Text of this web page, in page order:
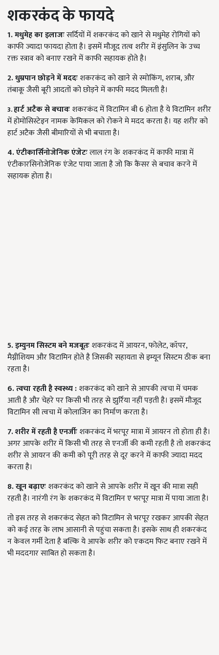
शकरकंद के फायदे
1. मधुमेह का इलाजःसर्दियों में शकरकंद को खाने से मधुमेह रोगियों को
काफी ज्यादा फायदा होता है। इसमें मौजूद तत्व शरीर में इंसुलिन के उच्च
रक्त स्त्राव को बनाए रखने में काफी सहायक होते है।
2. धुम्रपान छोड़ने में मददःशकरकंद को खाने से स्मोकिंग, शराब, और
तंबाकू जैसी बूरी आदतों को छोड़ने में काफी मदद मिलती है।
3.हार्ट अटैक से बचावःशकरकंद में विटामिन बी6होता है ये विटामिन शरीर
में होमोसिस्टेइन नामक केमिकल को रोकने मे मदद करता है। यह शरीर को
हार्ट अटैक जैसी बीमारियों से भी बचाता है।
4. एंटीकार्सिनोजेनिक एंजेटःलाल रंग के शकरकंद में काफी मात्रा में
एंटीकारसिनोजेनिक एंजेट पाया जाता है जो कि कैंसर से बचाव करने में
सहायक होता है।
5. इम्युनम सिस्टम बने मजबूतःशकरकंद में आयरन, फोलेट, कॉपर,
मैग्नीशियम और विटामिन होते है जिसकी सहायता से इम्यून सिस्टम ठीक बना
रहता है।
6. त्वचा रहती है स्वस्थ्य:शकरकंद को खाने से आपकी त्वचा में चमक
आती है और चेहरे पर किसी भी तरह से झुर्रिया नहीं पड़ती है। इसमें मौजूद
विटामिन सी त्वचा में कोलाजिन का निर्माण करता है।
7. शरीर में रहती है एनर्जीःशकरकंद में भरपूर मात्रा में आयरन तो होता ही है।
अगर आपके शरीर में किसी भी तरह से एनर्जी की कमी रहती है तो शकरकंद
शरीर से आयरन की कमी को पूरी तरह से दूर करने में काफी ज्यादा मदद
करता है।
8. खून बढ़ाएःशकरकंद को खाने से आपके शरीर में खून की मात्रा सही
रहती है। नारंगी रंग के शकरकंद में विटामिन ए भरपूर मात्रा में पाया जाता है।
तो इस तरह से शकरकंद सेहत को विटामिन से भरपूर रखकर आपकी सेहत
को कई तरह के लाभ आसानी से पहुंचा सकता है। इसके साथ ही शकरकंद
न केवल गर्मी देता है बल्कि ये आपके शरीर को एकदम फिट बनाए रखने में
भी मददगार साबित हो सकता है।